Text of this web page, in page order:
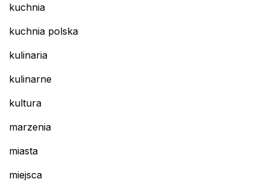
kuchnia
kuchnia polska
kulinaria
kulinarne
kultura
marzenia
miasta
miejsca